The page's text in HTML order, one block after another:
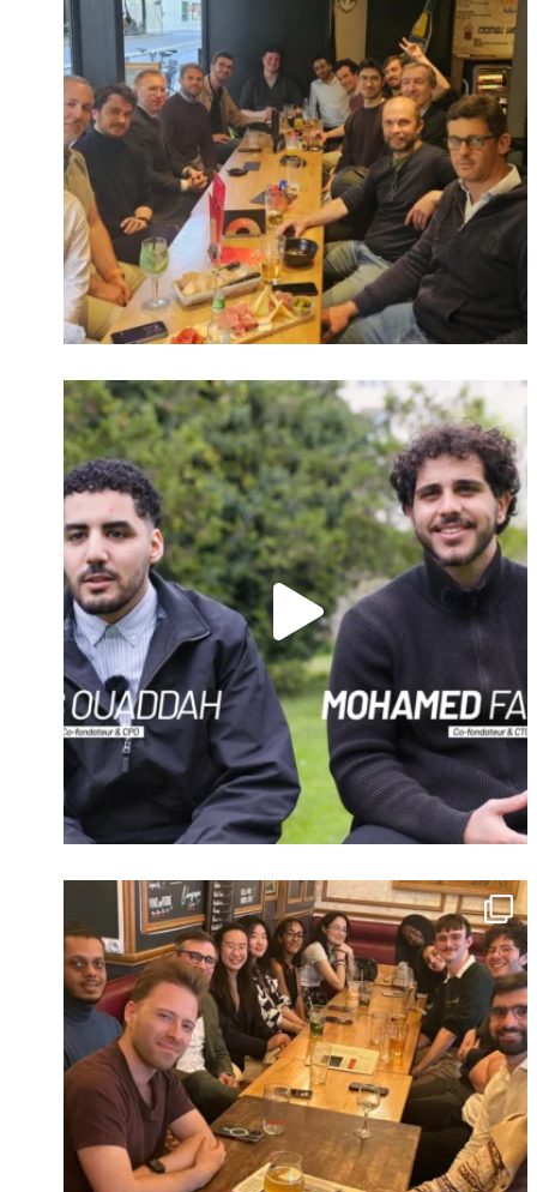
Charger plus Suivre sur Instagram
Connexion
Identifiant oublié ?
Mot de passe
oublié ?